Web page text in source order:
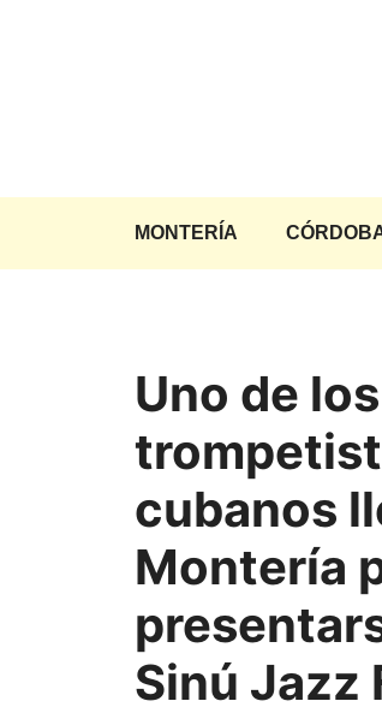
MONTERÍA
Uno de
cubanos
Montería
Sinú Jazz